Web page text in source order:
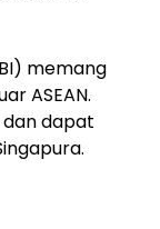
memang
ASEAN.
dan dapat